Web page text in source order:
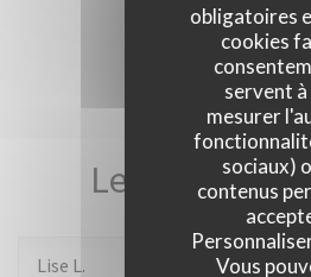
obligatoires
cookies
servent
mesurer
sociaux)
contenus
Vous
Les avis de
Lise L